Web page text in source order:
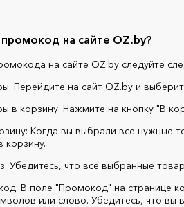
на сайте OZ.by?
на сайте OZ.by следуйте
Перейдите на сайт OZ.by и
в корзину: Нажмите на кнопку "В
Когда вы выбрали все нужные
корзину.
Убедитесь, что все выбранные
В поле "Промокод" на странице
или слово. Убедитесь, что